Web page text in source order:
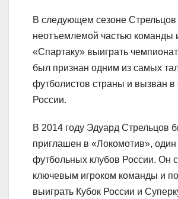
В следующем сезоне Стрельцов
неотъемлемой частью команды
«Спартаку» выиграть
был признан одним из самых
футболистов страны и вызван
России.
В 2014 году Эдуард Стрельцов
приглашен в «Локомотив»,
футбольных клубов России. Он
ключевым игроком команды и
выиграть Кубок России и